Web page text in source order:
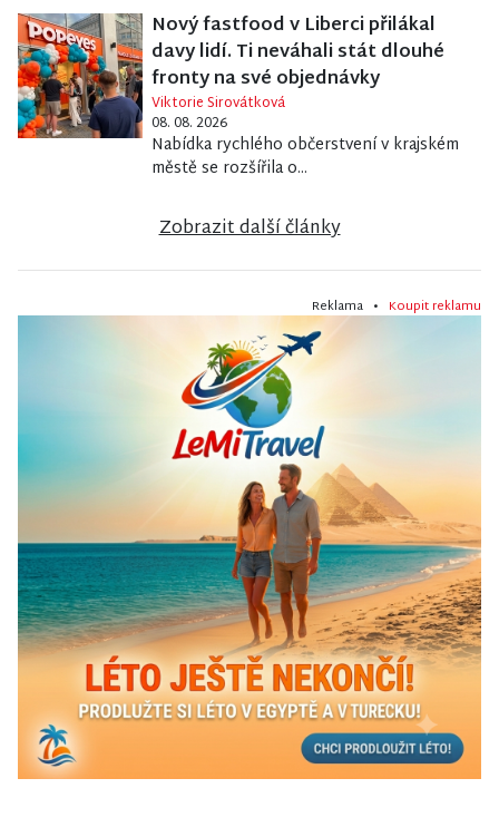
Nový fastfood v Liberci přilákal
davy lidí. Ti neváhali stát dlouhé
fronty na své objednávky
Viktorie Sirovátková
08. 08. 2026
Nabídka rychlého občerstvení v krajském
městě se rozšířila o...
Zobrazit další články
Reklama • Koupit reklamu